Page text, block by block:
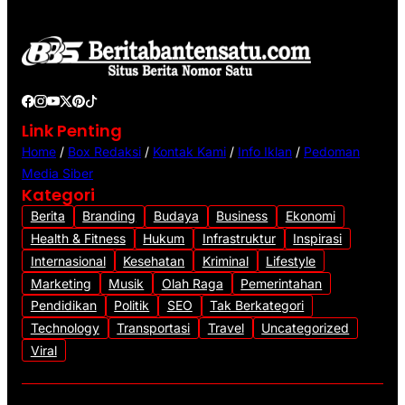
o
Link Penting
Home / Box Redaksi / Kontak Kami / Info Iklan / Pedoman
Media Siber
Kategori
Berita Branding Budaya Business
Ekonomi
Health & Fitness
Hukum Infrastruktur
Inspirasi
Internasional
Kesehatan Kriminal
Lifestyle
Marketing
Musik Olah Raga
Pemerintahan
Pendidikan
Politik SEO
Tak Berkategori
Technology
Transportasi Travel
Uncategorized
Viral